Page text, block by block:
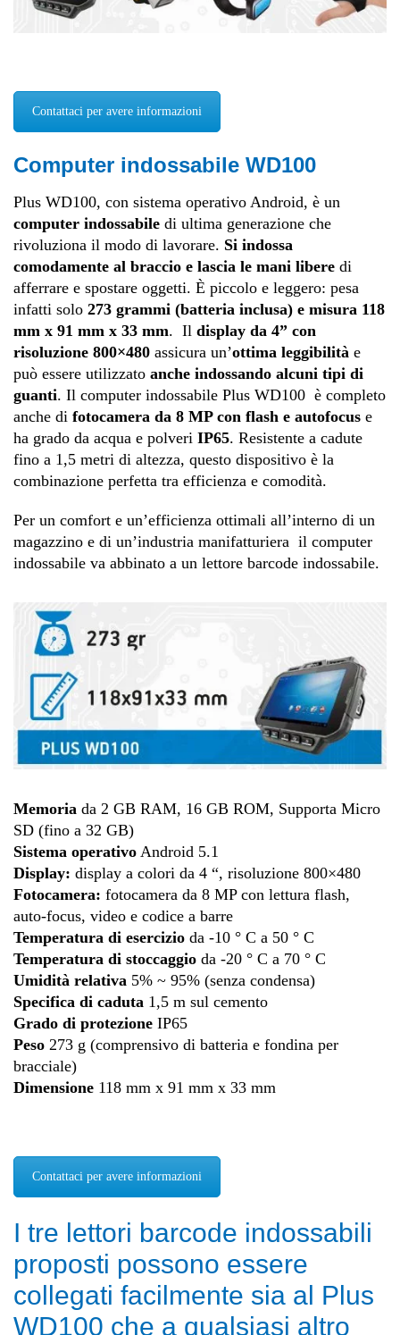
Contattaci per avere informazioni
Computer indossabile WD100
Plus WD100, con sistema operativo Android, è un
computer indossabile di ultima generazione che
rivoluziona il modo di lavorare. Si indossa
comodamente al braccio e lascia le mani libere di
afferrare e spostare oggetti. È piccolo e leggero: pesa
infatti solo 273 grammi (batteria inclusa) e misura 118
mm x 91 mm x 33 mm. Il display da 4” con
risoluzione 800×480 assicura un’ottima leggibilità e
può essere utilizzato anche indossando alcuni tipi di
guanti. Il computer indossabile Plus WD100 è completo
anche di fotocamera da 8 MP con flash e autofocus e
ha grado da acqua e polveri IP65. Resistente a cadute
fino a 1,5 metri di altezza, questo dispositivo è la
combinazione perfetta tra efficienza e comodità.
Per un comfort e un’efficienza ottimali all’interno di un
magazzino e di un’industria manifatturiera il computer
indossabile va abbinato a un lettore barcode indossabile.
Memoria da 2 GB RAM, 16 GB ROM, Supporta Micro
SD (fino a 32 GB)
Sistema operativo Android 5.1
Display: display a colori da 4 “, risoluzione 800×480
Fotocamera: fotocamera da 8 MP con lettura flash,
auto-focus, video e codice a barre
Temperatura di esercizio da -10 ° C a 50 ° C
Temperatura di stoccaggio da -20 ° C a 70 ° C
Umidità relativa 5% ~ 95% (senza condensa)
Specifica di caduta 1,5 m sul cemento
Grado di protezione IP65
Peso 273 g (comprensivo di batteria e fondina per
bracciale)
Dimensione 118 mm x 91 mm x 33 mm
Contattaci per avere informazioni
I tre lettori barcode indossabili
proposti possono essere
collegati facilmente sia al Plus
WD100 che a qualsiasi altro